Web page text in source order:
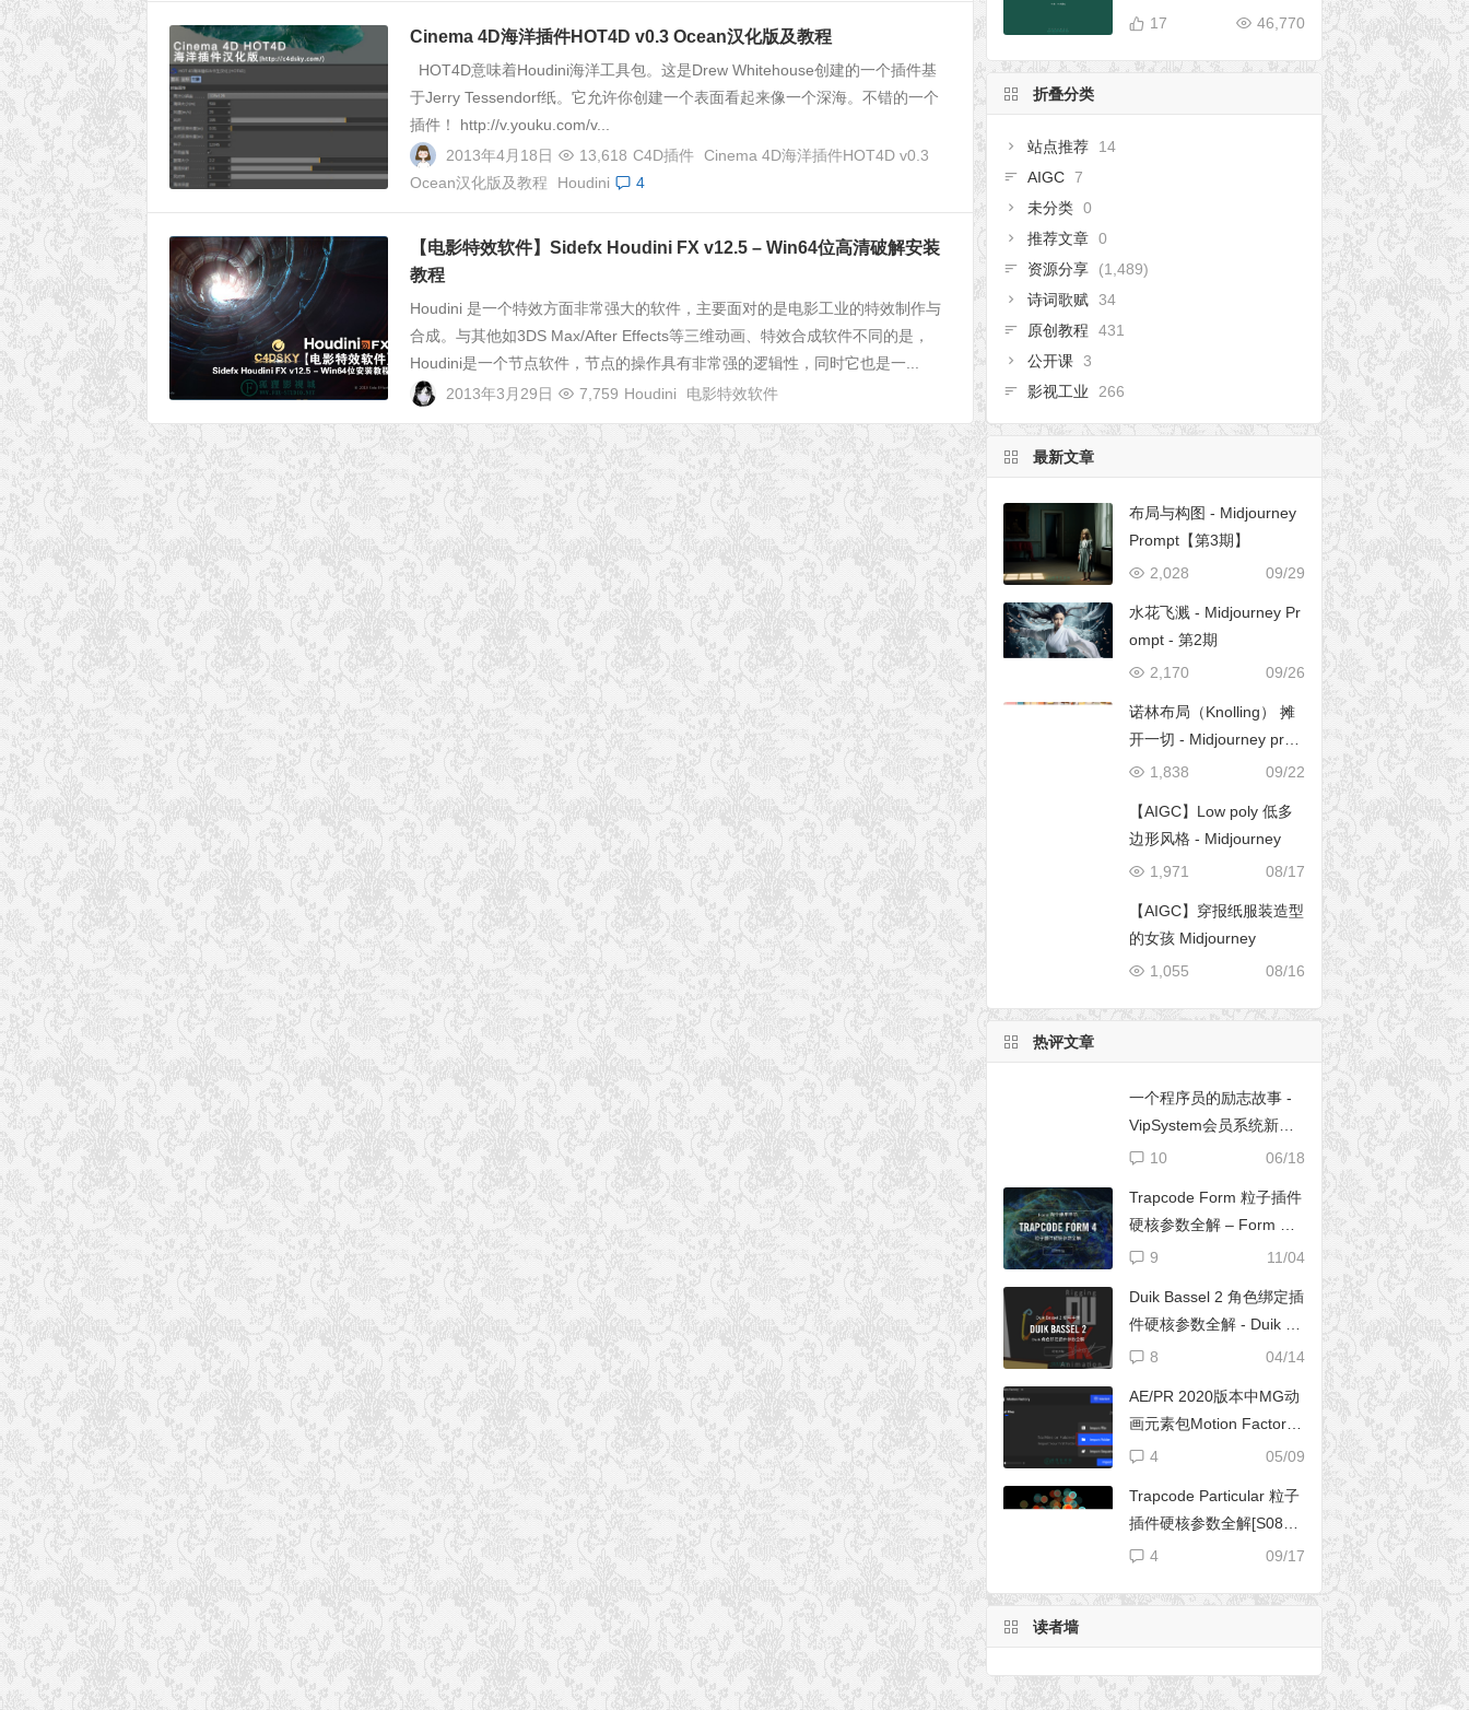
Cinema 4D海洋插件HOT4D v0.3 Ocean汉化版及教程
HOT4D意味着Houdini海洋工具包。这是Drew Whitehouse创建的一个插件基
于Jerry Tessendorf纸。它允许你创建一个表面看起来像一个深海。不错的一个
插件！ http://v.youku.com/v...
2013年4月18日
13,618 C4D插件 Cinema 4D海洋插件HOT4D v0.3
Ocean汉化版及教程
Houdini 4
【电影特效软件】Sidefx Houdini FX v12.5 – Win64位高清破解安装
教程
Houdini 是一个特效方面非常强大的软件，主要面对的是电影工业的特效制作与
合成。与其他如3DS Max/After Effects等三维动画、特效合成软件不同的是，
Houdini是一个节点软件，节点的操作具有非常强的逻辑性，同时它也是一...
2013年3月29日
7,759 Houdini 电影特效软件
玉清境》
46,770
17
折叠分类
站点推荐
14
AIGC 7
未分类 0
推荐文章 0
资源分享
(1,489)
诗词歌赋 34
原创教程
431
公开课 3
影视工业
266
最新文章
布局与构图 - Midjourney
Prompt【第3期】
09/29
2,028
水花飞溅 - Midjourney Pr
ompt - 第2期
09/26
2,170
诺林布局（Knolling） 摊
开一切 - Midjourney pro
mpt
09/22
1,838
【AIGC】Low poly 低多
边形风格 - Midjourney
08/17
1,971
【AIGC】穿报纸服装造型
的女孩 Midjourney
08/16
1,055
热评文章
一个程序员的励志故事 -
VipSystem会员系统新版
开发
06/18
10
Trapcode Form 粒子插件
硬核参数全解 – Form 完
全使用手册
11/04
9
Duik Bassel 2 角色绑定插
件硬核参数全解 - Duik 16
完全使用手册
04/14
8
AE/PR 2020版本中MG动
画元素包Motion Factory
脚本无法导入文件夹05/09
4
Trapcode Particular 粒子
插件硬核参数全解[S08E0
2] – 阴影设置（Shadowle
09/17
4
读者墙